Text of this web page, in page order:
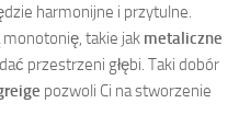
harmonijne i przytulne.
takie jak metaliczne
przestrzeni głębi. Taki dobór
pozwoli Ci na stworzenie